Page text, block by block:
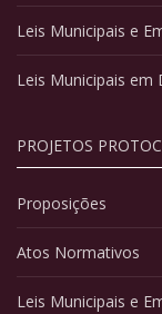
Leis Municipais e
Leis Municipais em
PROJETOS
Proposições
Atos Normativos
Leis Municipais e